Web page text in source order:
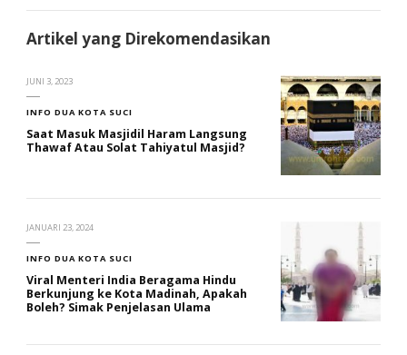
Artikel yang Direkomendasikan
JUNI 3, 2023
INFO DUA KOTA SUCI
Saat Masuk Masjidil Haram Langsung
Thawaf Atau Solat Tahiyatul Masjid?
JANUARI 23, 2024
INFO DUA KOTA SUCI
Viral Menteri India Beragama Hindu
Berkunjung ke Kota Madinah, Apakah
Boleh? Simak Penjelasan Ulama